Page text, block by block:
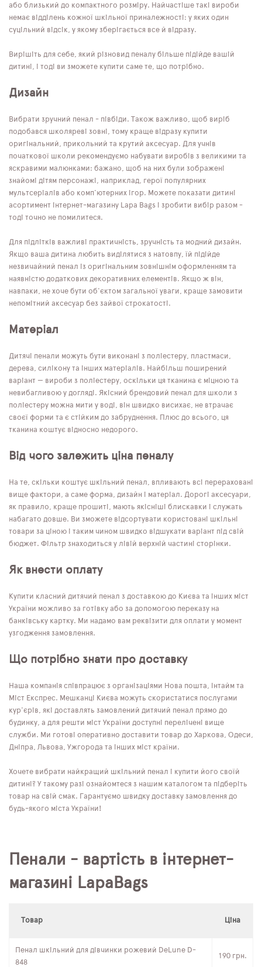
або близький до компактного розміру. Найчастіше такі вироби
немає відділень кожної шкільної приналежності: у яких один
суцільний відсік, у якому зберігається все й відразу.
Вирішіть для себе, який різновид пеналу більше підійде вашій
дитині, і тоді ви зможете купити саме те, що потрібно.
Дизайн
Вибрати зручний пенал - півбіди. Також важливо, щоб виріб
подобався школяреві зовні, тому краще відразу купити
оригінальний, прикольний та крутий аксесуар. Для учнів
початкової школи рекомендуємо набувати виробів з великими та
яскравими малюнками: бажано, щоб на них були зображені
знайомі дітям персонажі, наприклад, герої популярних
мультсеріалів або комп'ютерних ігор. Можете показати дитині
асортимент інтернет-магазину Lapa Bags і зробити вибір разом -
тоді точно не помилитеся.
Для підлітків важливі практичність, зручність та модний дизайн.
Якщо ваша дитина любить виділятися з натовпу, їй підійде
незвичайний пенал із оригінальним зовнішнім оформленням та
наявністю додаткових декоративних елементів. Якщо ж він,
навпаки, не хоче бути об'єктом загальної уваги, краще замовити
непомітний аксесуар без зайвої строкатості.
Матеріал
Дитячі пенали можуть бути виконані з поліестеру, пластмаси,
дерева, силікону та інших матеріалів. Найбільш поширений
варіант — вироби з поліестеру, оскільки ця тканина є міцною та
невибагливою у догляді. Якісний брендовий пенал для школи з
поліестеру можна мити у воді, він швидко висихає, не втрачає
своєї форми та є стійким до забруднення. Плюс до всього, ця
тканина коштує відносно недорого.
Від чого залежить ціна пеналу
На те, скільки коштує шкільний пенал, впливають всі перераховані
вище фактори, а саме форма, дизайн і матеріал. Дорогі аксесуари,
як правило, краще прошиті, мають якісніші блискавки і служать
набагато довше. Ви зможете відсортувати користовані шкільні
товари за ціною і таким чином швидко відшукати варіант під свій
бюджет. Фільтр знаходиться у лівій верхній частині сторінки.
Як внести оплату
Купити класний дитячий пенал з доставкою до Києва та інших міст
України можливо за готівку або за допомогою переказу на
банківську картку. Ми надамо вам реквізити для оплати у момент
узгодження замовлення.
Що потрібно знати про доставку
Наша компанія співпрацює з організаціями Нова пошта, Інтайм та
Міст Експрес. Мешканці Києва можуть скористатися послугами
кур'єрів, які доставлять замовлений дитячий пенал прямо до
будинку, а для решти міст України доступні перелічені вище
служби. Ми готові оперативно доставити товар до Харкова, Одеси,
Дніпра, Львова, Ужгорода та інших міст країни.
Хочете вибрати найкращий шкільний пенал і купити його своїй
дитині? У такому разі ознайомтеся з нашим каталогом та підберіть
товар на свій смак. Гарантуємо швидку доставку замовлення до
будь-якого міста України!
Пенали - вартість в інтернет-
магазині LapaBags
Товар Ціна
Пенал шкільний для дівчинки рожевий DeLune D-
848
190 грн.